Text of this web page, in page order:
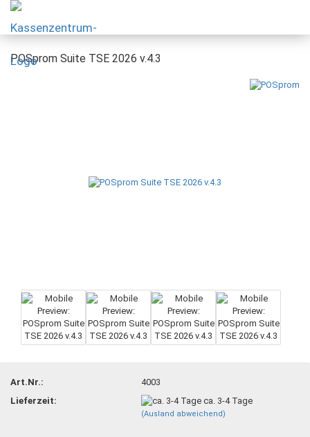
POSprom Suite TSE 2026 v.4.3
Art.Nr.:
4003
Lieferzeit:
ca. 3-4 Tage
(Ausland abweichend)